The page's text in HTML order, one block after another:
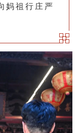
妈祖行庄严